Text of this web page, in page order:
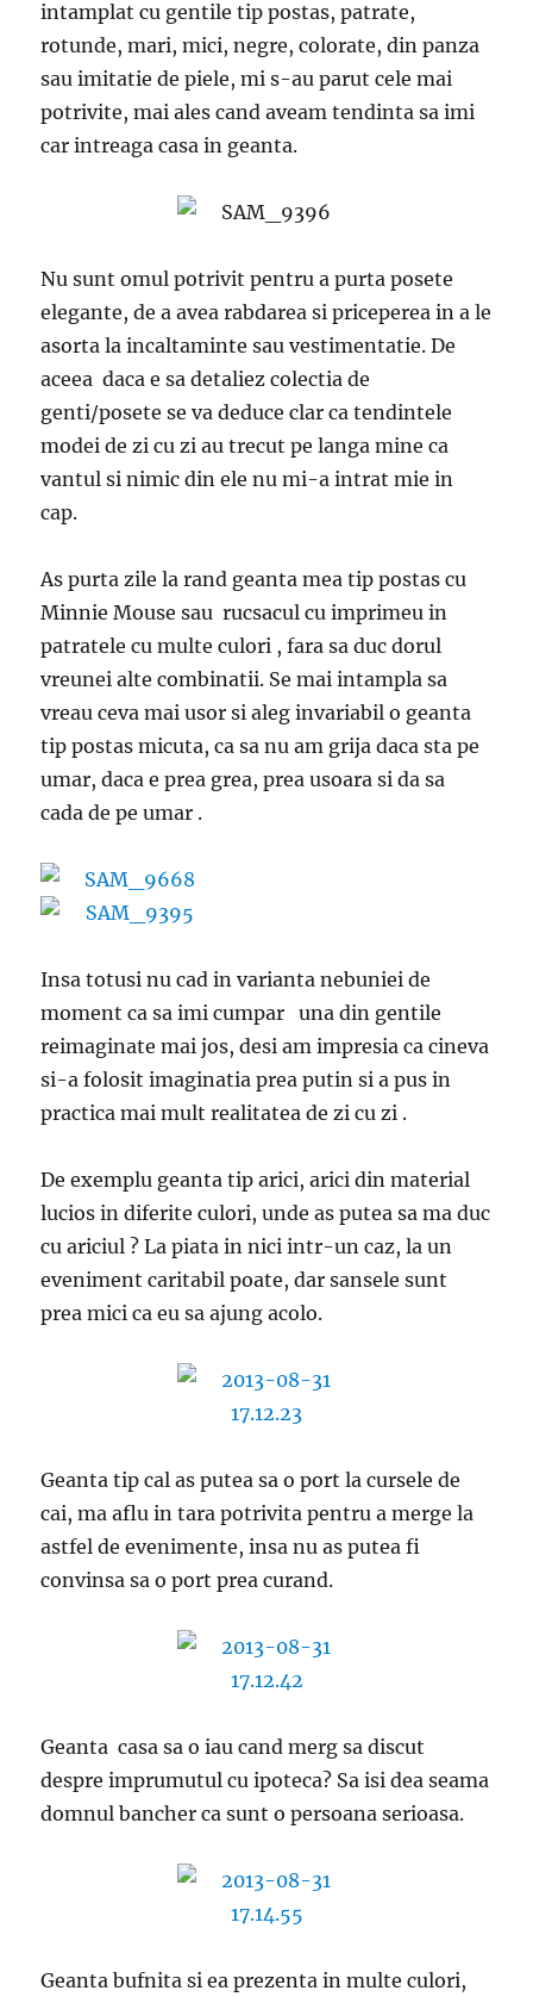
intamplat cu gentile tip postas, patrate,
rotunde, mari, mici, negre, colorate, din panza
sau imitatie de piele, mi s-au parut cele mai
potrivite, mai ales cand aveam tendinta sa imi
car intreaga casa in geanta.
Nu sunt omul potrivit pentru a purta posete
elegante, de a avea rabdarea si priceperea in a le
asorta la incaltaminte sau vestimentatie. De
aceea daca e sa detaliez colectia de
genti/posete se va deduce clar ca tendintele
modei de zi cu zi au trecut pe langa mine ca
vantul si nimic din ele nu mi-a intrat mie in
cap.
As purta zile la rand geanta mea tip postas cu
Minnie Mouse sau rucsacul cu imprimeu in
patratele cu multe culori , fara sa duc dorul
vreunei alte combinatii. Se mai intampla sa
vreau ceva mai usor si aleg invariabil o geanta
tip postas micuta, ca sa nu am grija daca sta pe
umar, daca e prea grea, prea usoara si da sa
cada de pe umar .
Insa totusi nu cad in varianta nebuniei de
moment ca sa imi cumpar una din gentile
reimaginate mai jos, desi am impresia ca cineva
si-a folosit imaginatia prea putin si a pus in
practica mai mult realitatea de zi cu zi .
De exemplu geanta tip arici, arici din material
lucios in diferite culori, unde as putea sa ma duc
cu ariciul ? La piata in nici intr-un caz, la un
eveniment caritabil poate, dar sansele sunt
prea mici ca eu sa ajung acolo.
Geanta tip cal as putea sa o port la cursele de
cai, ma aflu in tara potrivita pentru a merge la
astfel de evenimente, insa nu as putea fi
convinsa sa o port prea curand.
Geanta casa sa o iau cand merg sa discut
despre imprumutul cu ipoteca? Sa isi dea seama
domnul bancher ca sunt o persoana serioasa.
Geanta bufnita si ea prezenta in multe culori,